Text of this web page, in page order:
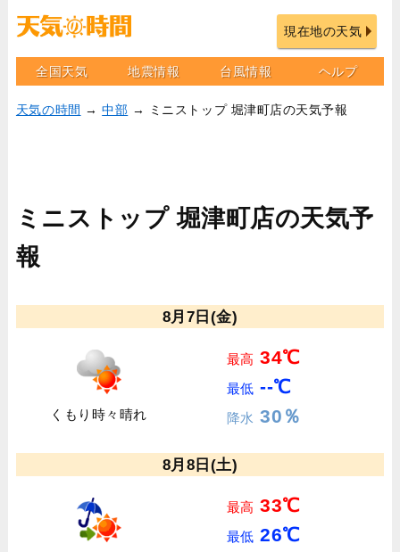
現在地の天気
全国天気 地震情報 台風情報 ヘルプ
天気の時間 →中部 → ミニストップ 堀津町店の天気予報
ミニストップ 堀津町店の天気予
報
8月7日(金)
くもり時々晴れ
最高 34℃
最低 --℃
降水 30％
8月8日(土)
最高 33℃
最低 26℃